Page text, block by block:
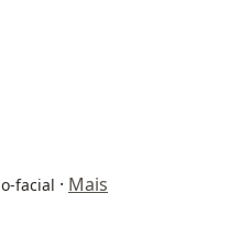
facial · Mais